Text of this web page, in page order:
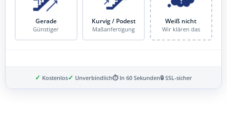
Gerade
Günstiger
Kurvig / Podest
Maßanfertigung
Weiß nicht
Wir klären das
✓ Kostenlos✓ Unverbindlich⏱ In 60 Sekunden🔒 SSL-sicher